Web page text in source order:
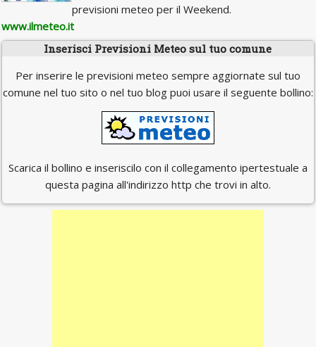
previsioni meteo per il Weekend.
www.ilmeteo.it
Inserisci Previsioni Meteo sul tuo comune
Per inserire le previsioni meteo sempre aggiornate sul tuo
comune nel tuo sito o nel tuo blog puoi usare il seguente bollino:
Scarica il bollino e inseriscilo con il collegamento ipertestuale a
questa pagina all'indirizzo http che trovi in alto.